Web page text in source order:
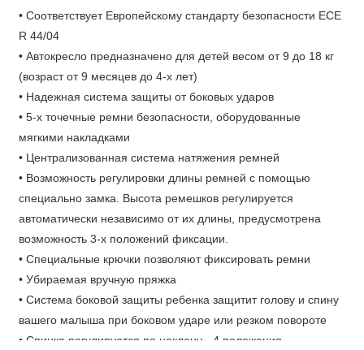
• Соответствует Европейскому стандарту безопасности ECE
R 44/04
• Автокресло предназначено для детей весом от 9 до 18 кг
(возраст от 9 месяцев до 4-х лет)
• Надежная система защиты от боковых ударов
• 5-х точечные ремни безопасности, оборудованные
мягкими накладками
• Централизованная система натяжения ремней
• Возможность регулировки длины ремней с помощью
специально замка. Высота ремешков регулируется
автоматически независимо от их длины, предусмотрена
возможность 3-х положений фиксации.
• Специальные крючки позволяют фиксировать ремни
• Убираемая вручную пряжка
• Система боковой защиты ребенка защитит голову и спину
вашего малыша при боковом ударе или резком повороте
• Спинка регулируется по наклону - 4 положения